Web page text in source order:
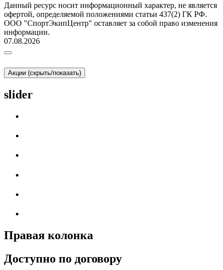
Данный ресурс носит информационный характер, не является
офертой, определяемой положениями статьи 437(2) ГК РФ.
ООО "СпортЭкипЦентр" оставляет за собой право изменения
информации.
07.08.2026
Акции (скрыть/показать)
slider
Правая колонка
Доступно по договору